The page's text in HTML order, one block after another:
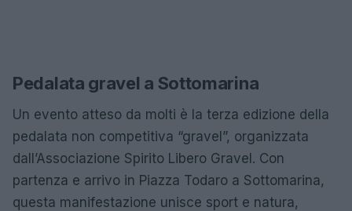
Pedalata gravel a Sottomarina
Un evento atteso da molti è la terza edizione della
pedalata non competitiva “gravel”, organizzata
dall’Associazione Spirito Libero Gravel. Con
partenza e arrivo in Piazza Todaro a Sottomarina,
questa manifestazione unisce sport e natura,